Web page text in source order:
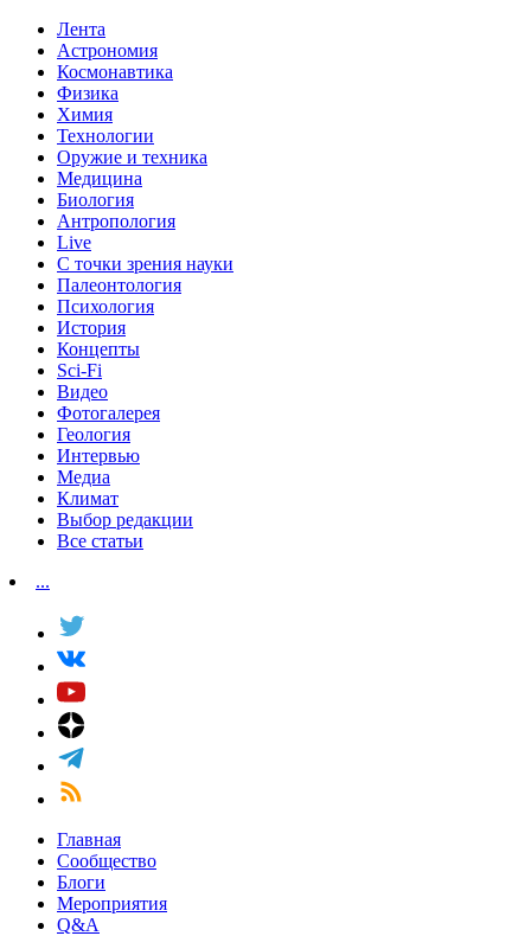
Лента
Астрономия
Космонавтика
Физика
Химия
Технологии
Оружие и техника
Медицина
Биология
Антропология
Live
С точки зрения науки
Палеонтология
Психология
История
Концепты
Sci-Fi
Видео
Фотогалерея
Геология
Интервью
Медиа
Климат
Выбор редакции
Все статьи
...
Главная
Сообщество
Блоги
Мероприятия
Q&A